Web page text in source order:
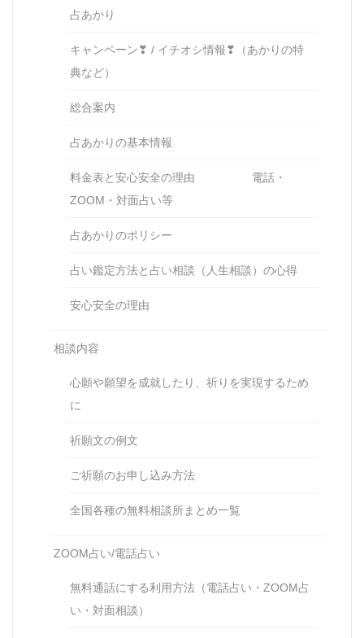
占あかり
キャンペーン❣ / イチオシ情報❣（あかりの特
典など）
総合案内
占あかりの基本情報
料金表と安心安全の理由 電話・
ZOOM・対面占い等
占あかりのポリシー
占い鑑定方法と占い相談（人生相談）の心得
安心安全の理由
相談内容
心願や願望を成就したり、祈りを実現するため
に
祈願文の例文
ご祈願のお申し込み方法
全国各種の無料相談所まとめ一覧
ZOOM占い/電話占い
無料通話にする利用方法（電話占い・ZOOM占
い・対面相談）